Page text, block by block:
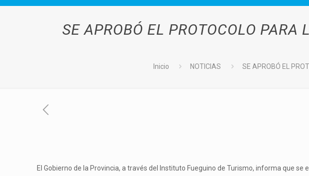
SE APROBÓ EL PROTOCOLO PARA
Inicio NOTICIAS SE APROBÓ EL
El Gobierno de la Provincia, a través del Instituto Fueguino de Turismo, informa que